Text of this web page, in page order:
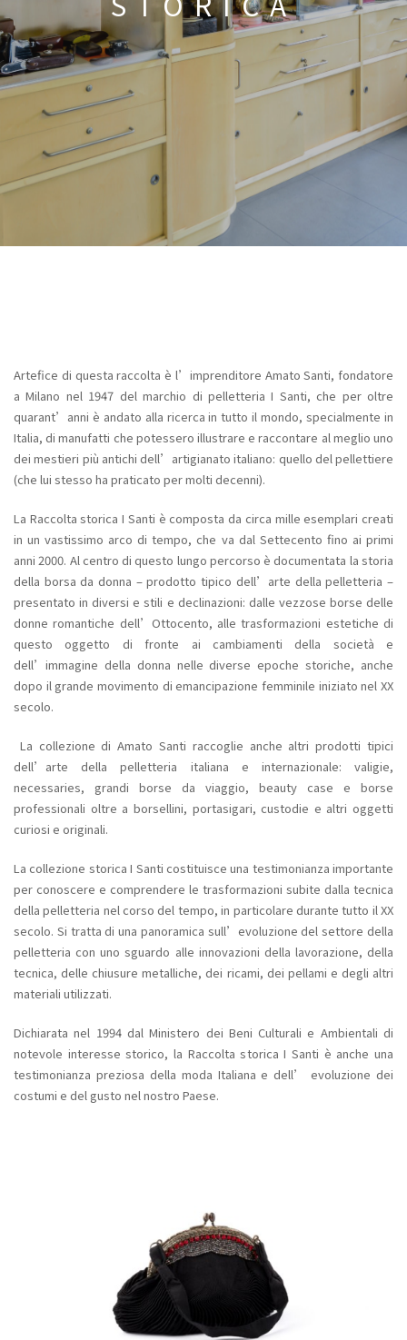
Artefice di questa raccolta è l’imprenditore Amato Santi, fondatore
a Milano nel 1947 del marchio di pelletteria I Santi, che per oltre
quarant’anni è andato alla ricerca in tutto il mondo, specialmente in
Italia, di manufatti che potessero illustrare e raccontare al meglio uno
dei mestieri più antichi dell’artigianato italiano: quello del pellettiere
(che lui stesso ha praticato per molti decenni).
La Raccolta storica I Santi è composta da circa mille esemplari creati
in un vastissimo arco di tempo, che va dal Settecento fino ai primi
anni 2000. Al centro di questo lungo percorso è documentata la storia
della borsa da donna – prodotto tipico dell’arte della pelletteria –
presentato in diversi e stili e declinazioni: dalle vezzose borse delle
donne romantiche dell’Ottocento, alle trasformazioni estetiche di
questo oggetto di fronte ai cambiamenti della società e
dell’immagine della donna nelle diverse epoche storiche, anche
dopo il grande movimento di emancipazione femminile iniziato nel XX
secolo.
La collezione di Amato Santi raccoglie anche altri prodotti tipici
dell’arte della pelletteria italiana e internazionale: valigie,
necessaries, grandi borse da viaggio, beauty case e borse
professionali oltre a borsellini, portasigari, custodie e altri oggetti
curiosi e originali.
La collezione storica I Santi costituisce una testimonianza importante
per conoscere e comprendere le trasformazioni subite dalla tecnica
della pelletteria nel corso del tempo, in particolare durante tutto il XX
secolo. Si tratta di una panoramica sull’evoluzione del settore della
pelletteria con uno sguardo alle innovazioni della lavorazione, della
tecnica, delle chiusure metalliche, dei ricami, dei pellami e degli altri
materiali utilizzati.
Dichiarata nel 1994 dal Ministero dei Beni Culturali e Ambientali di
notevole interesse storico, la Raccolta storica I Santi è anche una
testimonianza preziosa della moda Italiana e dell’ evoluzione dei
costumi e del gusto nel nostro Paese.